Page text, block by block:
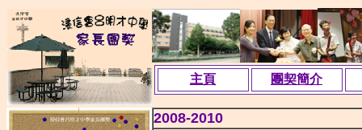
主頁 團契簡介
2008-2010